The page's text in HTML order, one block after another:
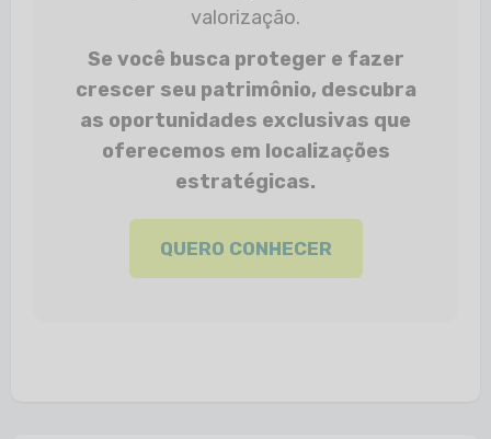
valorização.
Se você busca proteger e fazer
crescer seu patrimônio, descubra
as oportunidades exclusivas que
oferecemos em localizações
estratégicas.
QUERO CONHECER